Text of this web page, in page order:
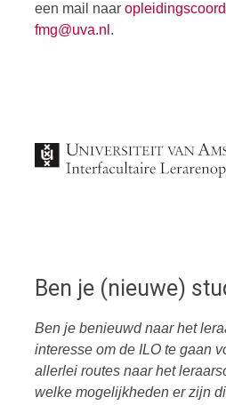
een mail naar
fmg@uva.nl .
Ben je (nieuwe)
Ben je benieuwd naar het
interesse om de ILO te gaan
allerlei routes naar het
welke mogelijkheden er zijn